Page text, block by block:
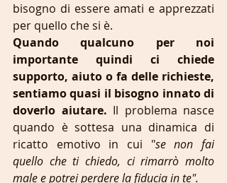
bisogno di essere amati e apprezzati
per quello che si è.
Quando qualcuno per noi
importante quindi ci chiede
supporto, aiuto o fa delle richieste,
sentiamo quasi il bisogno innato di
doverlo aiutare. Il problema nasce
quando è sottesa una dinamica di
ricatto emotivo in cui "se non fai
quello che ti chiedo, ci rimarrò molto
male e potrei perdere la fiducia in te".